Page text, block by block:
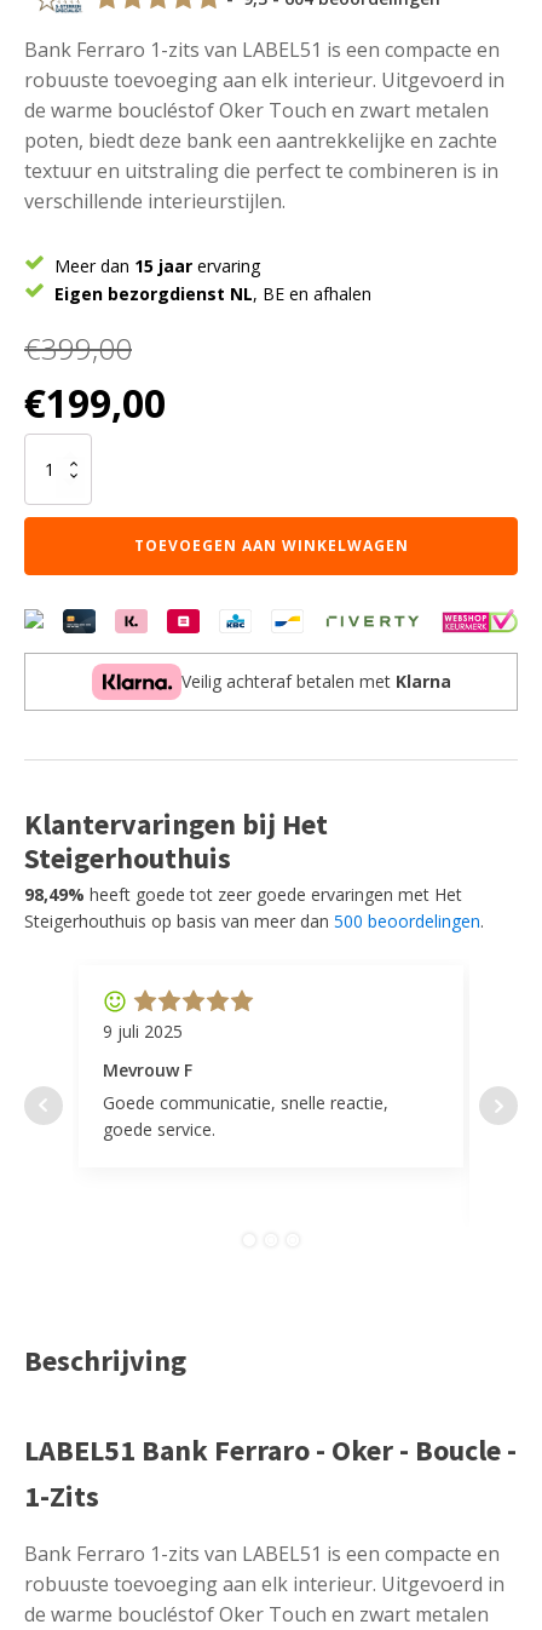
Bank Ferraro 1-zits van LABEL51 is een compacte en
robuuste toevoeging aan elk interieur. Uitgevoerd in
de warme boucléstof Oker Touch en zwart metalen
poten, biedt deze bank een aantrekkelijke en zachte
textuur en uitstraling die perfect te combineren is in
verschillende interieurstijlen.
Meer dan 15 jaar ervaring
Eigen bezorgdienst NL, BE en afhalen
€399,00
Oorspronkelijke
prijs
was:
€399,00.
€199,00
Bank
Ferraro
-
-
-
TOEVOEGEN AAN WINKELWAGEN
Veilig achteraf betalen met Klarna
Klantervaringen bij Het
Steigerhouthuis
98,49% heeft goede tot zeer goede ervaringen met Het
Steigerhouthuis op basis van meer dan 500 beoordelingen.
9 juli 2025
Mevrouw F
Goede communicatie, snelle reactie,
goede service.
door
Beschrijving
LABEL51 Bank Ferraro - Oker - Boucle -
1-Zits
Bank Ferraro 1-zits van LABEL51 is een compacte en
robuuste toevoeging aan elk interieur. Uitgevoerd in
de warme boucléstof Oker Touch en zwart metalen